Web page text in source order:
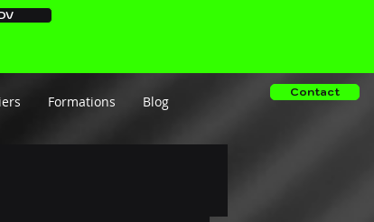
Contact
Formations Blog